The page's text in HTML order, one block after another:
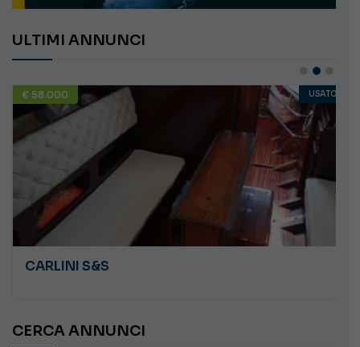
ULTIMI ANNUNCI
€ 58.000 USATO
CARLINI S&S
CERCA ANNUNCI